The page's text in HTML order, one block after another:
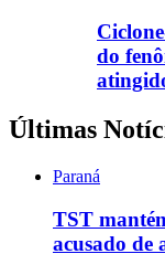
do
Últimas
Paraná
TST
acusado de